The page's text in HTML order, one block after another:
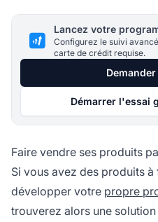
Lancez votre
Configurez le suivi
carte de crédit requise.
Démarrer l'essai
Faire vendre ses produits
Si vous avez des produits
développer votre propre
trouverez alors une